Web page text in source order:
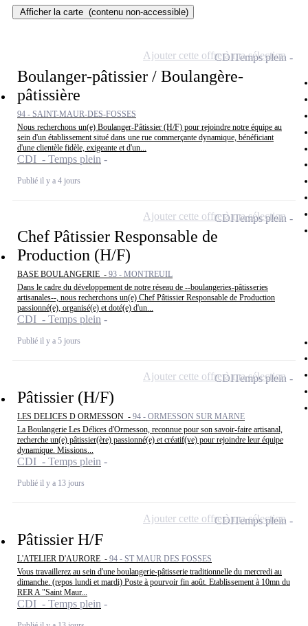
Afficher la carte (contenu non-accessible)
Boulanger-pâtissier / Boulangère-
pâtissière
94 - SAINT-MAUR-DES-FOSSES
Nous recherchons un(e) Boulanger-Pâtissier (H/F) pour rejoindre notre équipe au
sein d'un établissement situé dans une rue commerçante dynamique, bénéficiant
d'une clientèle fidèle, exigeante et d'un...
CDI - Temps plein
Publié il y a 4 jours
CDITemps plein
Ajouter cette offre à ma sélection
Chef Pâtissier Responsable de
Production (H/F)
BASE BOULANGERIE - 93 - MONTREUIL
Dans le cadre du développement de notre réseau de --boulangeries-pâtisseries
artisanales--, nous recherchons un(e) Chef Pâtissier Responsable de Production
passionné(e), organisé(e) et doté(e) d'un...
CDI - Temps plein
Publié il y a 5 jours
CDITemps plein
Ajouter cette offre à ma sélection
Pâtissier (H/F)
LES DELICES D ORMESSON - 94 - ORMESSON SUR MARNE
La Boulangerie Les Délices d'Ormesson, reconnue pour son savoir-faire artisanal,
recherche un(e) pâtissier(ère) passionné(e) et créatif(ve) pour rejoindre leur équipe
dynamique. Missions...
CDI - Temps plein
Publié il y a 13 jours
CDITemps plein
Ajouter cette offre à ma sélection
Pâtissier H/F
L'ATELIER D'AURORE - 94 - ST MAUR DES FOSSES
Vous travaillerez au sein d'une boulangerie-pâtisserie traditionnelle du mercredi au
dimanche. (repos lundi et mardi) Poste à pourvoir fin août. Etablissement à 10mn du
RER A "Saint Maur...
CDI - Temps plein
CDITemps plein
Ajouter cette offre à ma sélection